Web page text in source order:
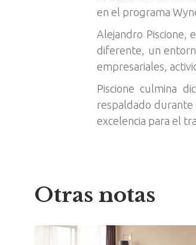
en el programa
Alejandro Piscione,
diferente, un
empresariales,
Piscione culmina
respaldado
excelencia para el
Otras notas